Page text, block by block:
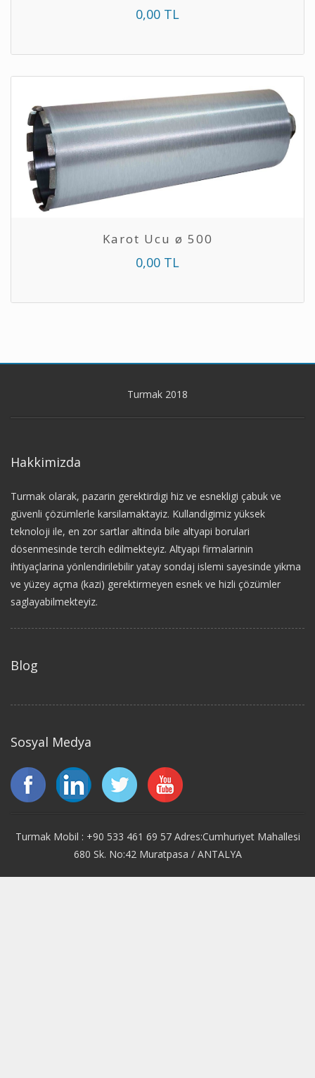
0,00 TL
Karot Ucu ø 500
0,00 TL
Turmak 2018
Hakkimizda
Turmak olarak, pazarin gerektirdigi hiz ve esnekligi çabuk ve
güvenli çözümlerle karsilamaktayiz. Kullandigimiz yüksek
teknoloji ile, en zor sartlar altinda bile altyapi borulari
dösenmesinde tercih edilmekteyiz. Altyapi firmalarinin
ihtiyaçlarina yönlendirilebilir yatay sondaj islemi sayesinde yikma
ve yüzey açma (kazi) gerektirmeyen esnek ve hizli çözümler
saglayabilmekteyiz.
Blog
Sosyal Medya
Turmak Mobil : +90 533 461 69 57 Adres:Cumhuriyet Mahallesi
680 Sk. No:42 Muratpasa / ANTALYA